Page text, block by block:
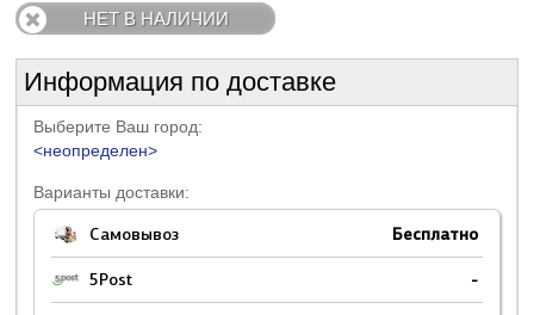
НЕТ В НАЛИЧИИ
Информация по доставке
Выберите Ваш город:
<неопределен>
Варианты доставки:
Самовывоз Бесплатно
5Post -